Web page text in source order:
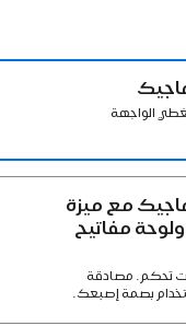
الواجهة
مع ميزة
مفاتيح
تحكم. مصادقة
بصمة إصبعك.